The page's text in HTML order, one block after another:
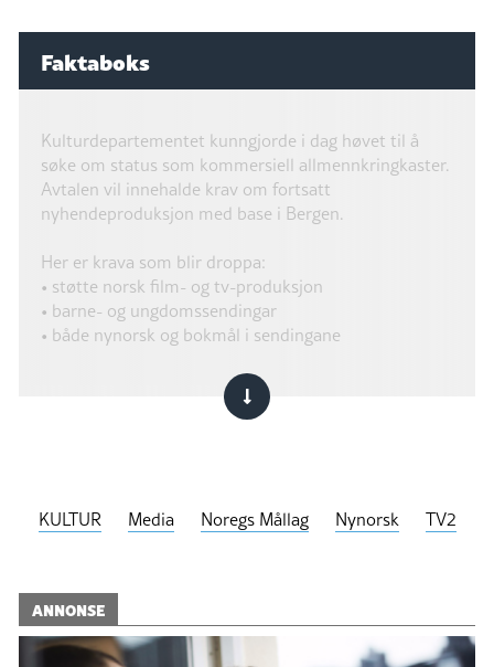
Faktaboks
Kulturdepartementet kunngjorde i dag høvet til å
søke om status som kommersiell allmennkringkaster.
Avtalen vil innehalde krav om fortsatt
nyhendeproduksjon med base i Bergen.
Her er krava som blir droppa:
• støtte norsk film- og tv-produksjon
• barne- og ungdomssendingar
• både nynorsk og bokmål i sendingane
KULTUR Media Noregs Mållag Nynorsk TV2
ANNONSE